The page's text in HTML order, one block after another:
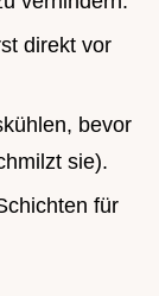
direkt vor
bevor
sie).
für